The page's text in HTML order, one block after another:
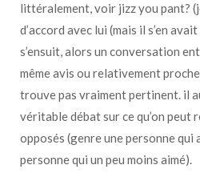
littéralement, voir jizz you pant?
d’accord avec lui (mais il s’en
s’ensuit, alors un conversation
même avis ou relativement
trouve pas vraiment pertinent. il
véritable débat sur ce qu’on peut
opposés (genre une personne qui
personne qui un peu moins aimé).